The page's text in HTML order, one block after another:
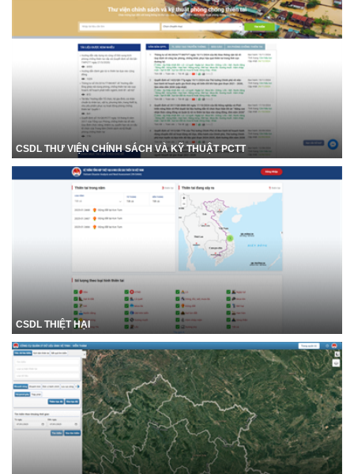
CSDL THƯ VIỆN CHÍNH SÁCH VÀ KỸ THUẬT PCTT
CSDL THIỆT HẠI